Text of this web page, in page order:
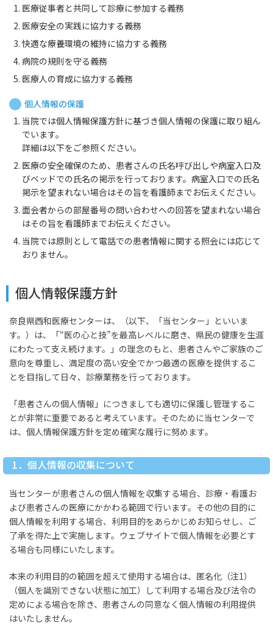
医療従事者と共同して診療に参加する義務
医療安全の実践に協力する義務
快適な療養環境の維持に協力する義務
病院の規則を守る義務
医療人の育成に協力する義務
個人情報の保護
当院では個人情報保護方針に基づき個人情報の保護に取り組ん
でいます。
詳細は以下をご参照ください。
医療の安全確保のため、患者さんの氏名呼び出しや病室入口及
びベッドでの氏名の掲示を行っております。病室入口での氏名
掲示を望まれない場合はその旨を看護師までお伝えください。
面会者からの部屋番号の問い合わせへの回答を望まれない場合
はその旨を看護師までお伝えください。
当院では原則として電話での患者情報に関する照会には応じて
おりません。
個人情報保護方針
奈良県西和医療センターは、（以下、「当センター」といいま
す。）は、「“医の心と技”を最高レベルに磨き、県民の健康を生涯
にわたって支え続けます。」の理念のもと、患者さんやご家族のご
意向を尊重し、満足度の高い安全でかつ最適の医療を提供するこ
とを目指して日々、診療業務を行っております。
「患者さんの個人情報」につきましても適切に保護し管理するこ
とが非常に重要であると考えています。そのために当センターで
は、個人情報保護方針を定め確実な履行に努めます。
1．個人情報の収集について
当センターが患者さんの個人情報を収集する場合、診療・看護お
よび患者さんの医療にかかわる範囲で行います。その他の目的に
個人情報を利用する場合、利用目的をあらかじめお知らせし、ご
了承を得た上で実施します。ウェブサイトで個人情報を必要とす
る場合も同様にいたします。
本来の利用目的の範囲を超えて使用する場合は、匿名化（注1）
（個人を識別できない状態に加工）して利用する場合及び法令の
定めによる場合を除き、患者さんの同意なく個人情報の利用提供
はいたしません。